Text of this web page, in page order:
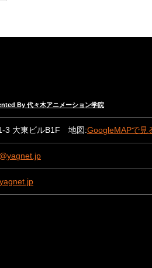
By 代々木アニメーション学院
3 大東ビルB1F 地図:GoogleMAPで見